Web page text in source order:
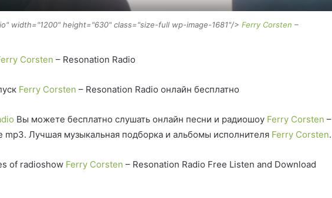
width="1200" height="630" class="size-full wp-image-1681"/> Ferry Corsten –
Corsten – Resonation Radio
Ferry Corsten – Resonation Radio онлайн бесплатно
Вы можете бесплатно слушать онлайн песни и радиошоу Ferry Corsten –
mp3. Лучшая музыкальная подборка и альбомы исполнителя Ferry Corsten.
of radioshow Ferry Corsten – Resonation Radio Free Listen and Download